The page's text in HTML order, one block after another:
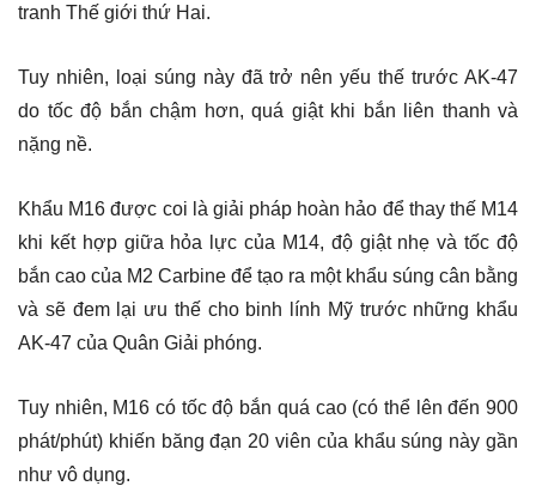
tranh Thế giới thứ Hai.
Tuy nhiên, loại súng này đã trở nên yếu thế trước AK-47
do tốc độ bắn chậm hơn, quá giật khi bắn liên thanh và
nặng nề.
Khẩu M16 được coi là giải pháp hoàn hảo để thay thế M14
khi kết hợp giữa hỏa lực của M14, độ giật nhẹ và tốc độ
bắn cao của M2 Carbine để tạo ra một khẩu súng cân bằng
và sẽ đem lại ưu thế cho binh lính Mỹ trước những khẩu
AK-47 của Quân Giải phóng.
Tuy nhiên, M16 có tốc độ bắn quá cao (có thể lên đến 900
phát/phút) khiến băng đạn 20 viên của khẩu súng này gần
như vô dụng.